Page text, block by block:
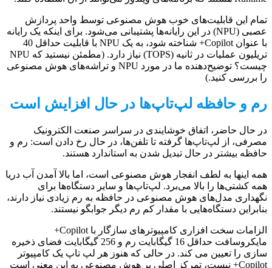
تمام این قابلیت‌های خوب هوش مصنوعی توسط واحد پردازش
عصبی (NPU) در این رایانه‌ها پشتیبانی می‌شود. برای اینکه یک رایانه
با عنوان Copilot+ شناخته شود، به یک NPU با قابلیت حداقل 40
تریلیون عملیات در ثانیه (TOPS) نیاز دارد. (مطمئن نیستید که NPU
چیست؟ توضیح‌دهنده ما در مورد NPU و تراشه‌های هوش مصنوعی
را بررسی کنید.)
رم و حافظه لپ‌تاپ‌ها در حال افزایش است
در حال حاضر، اتفاق خوشایندی در سراسر صنعت الکترونیک
مصرفی، از لپ‌تاپ‌ها گرفته تا تلفن‌ها، در حال رخ دادن است: رم و
حافظه بیشتر در حال تبدیل شدن به استاندارد هستند.
همه اینها به لطف انفجار هوش مصنوعی است، اما بالا آمدن آب دریا
همه کشتی‌ها را بالا می‌برد. لپ‌تاپ‌ها و سایر دستگاه‌ها برای
نگهداری مدل‌های هوش مصنوعی در حافظه به رم زیادی نیاز دارند،
بنابراین دستگاه‌هایی با مقدار کم رم دیگر جوابگو نیستند.
الزامات سخت افزاری کامپیوترهای سازگار با Copilot+
مایکروسافت حداقل 16 گیگابایت رم و 256 گیگابایت فضای ذخیره
سازی را تعیین می کند. در حالی که هنوز هر لپ تاپ یک کامپیوتر
Copilot+ نیست، تمرکز اصلی بر هوش مصنوعی به این معنی است